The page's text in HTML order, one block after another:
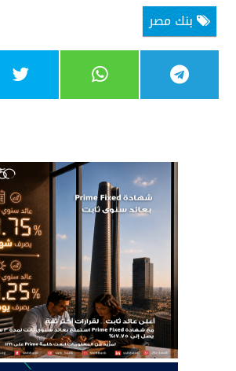
بنك مصر